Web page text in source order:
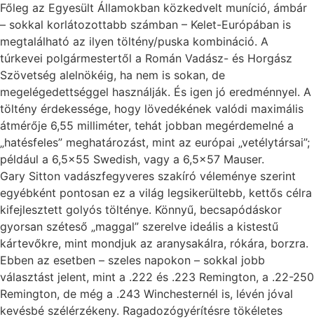
Főleg az Egyesült Államokban közkedvelt muníció, ámbár
– sokkal korlátozottabb számban – Kelet-Európában is
megtalálható az ilyen töltény/puska kombináció. A
túrkevei polgármestertől a Román Vadász- és Horgász
Szövetség alelnökéig, ha nem is sokan, de
megelégedettséggel használják. És igen jó eredménnyel. A
töltény érdekessége, hogy lövedékének valódi maximális
átmérője 6,55 milliméter, tehát jobban megérdemelné a
„hatésfeles” meghatározást, mint az európai „vetélytársai”;
például a 6,5×55 Swedish, vagy a 6,5×57 Mauser.
Gary Sitton vadászfegyveres szakíró véleménye szerint
egyébként pontosan ez a világ legsikerültebb, kettős célra
kifejlesztett golyós tölténye. Könnyű, becsapódáskor
gyorsan széteső „maggal” szerelve ideális a kistestű
kártevőkre, mint mondjuk az aranysakálra, rókára, borzra.
Ebben az esetben – szeles napokon – sokkal jobb
választást jelent, mint a .222 és .223 Remington, a .22-250
Remington, de még a .243 Winchesternél is, lévén jóval
kevésbé szélérzékeny. Ragadozógyérítésre tökéletes